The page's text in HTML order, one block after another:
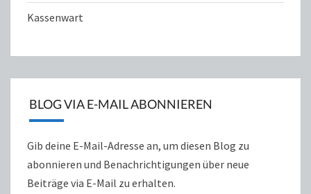
Kassenwart
BLOG VIA E-MAIL ABONNIEREN
Gib deine E-Mail-Adresse an, um diesen Blog zu
abonnieren und Benachrichtigungen über neue
Beiträge via E-Mail zu erhalten.